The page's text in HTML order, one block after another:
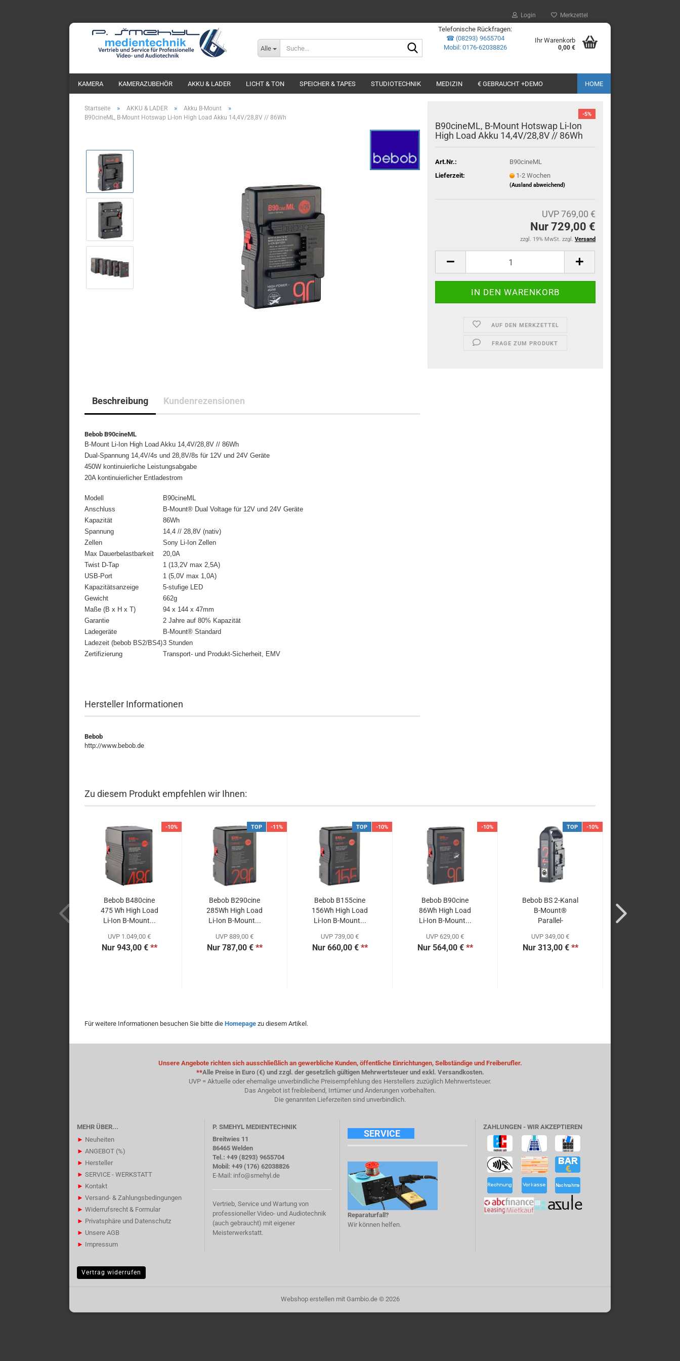
Login Merkzettel
Alle
Telefonische Rückfragen:
☎(08293) 9655704
Mobil: 0176-62038826
Ihr Warenkorb
0,00 €
KAMERA KAMERAZUBEHÖR AKKU & LADER LICHT & TON SPEICHER & TAPES STUDIOTECHNIK MEDIZIN € GEBRAUCHT +DEMO HOME
Startseite » AKKU & LADER » Akku B-Mount »
B90cineML, B-Mount Hotswap Li-Ion High Load Akku 14,4V/28,8V // 86Wh -5%
B90cineML, B-Mount Hotswap Li-Ion
High Load Akku 14,4V/28,8V // 86Wh
Art.Nr.:
B90cineML
Lieferzeit:
1-2 Wochen
(Ausland abweichend)
UVP 769,00 €
Nur 729,00 €
zzgl. 19% MwSt. zzgl. Versand
AUF DEN MERKZETTEL
FRAGE ZUM PRODUKT
Beschreibung Kundenrezensionen
Bebob B90cineML
B-Mount Li-Ion High Load Akku 14,4V/28,8V // 86Wh
Dual-Spannung 14,4V/4s und 28,8V/8s für 12V und 24V Geräte
450W kontinuierliche Leistungsabgabe
20A kontinuierlicher Entladestrom
Modell
B90cineML
Anschluss
B-Mount® Dual Voltage für 12V und 24V Geräte
Kapazität
86Wh
Spannung
14,4 // 28,8V (nativ)
Zellen
Sony Li-Ion Zellen
Max Dauerbelastbarkeit
20,0A
Twist D-Tap
1 (13,2V max 2,5A)
USB-Port
1 (5,0V max 1,0A)
Kapazitätsanzeige
5-stufige LED
Gewicht
662g
Maße (B x H x T)
94 x 144 x 47mm
Garantie
2 Jahre auf 80% Kapazität
Ladegeräte
B-Mount® Standard
Ladezeit (bebob BS2/BS4)3 Stunden
Zertifizierung
Transport- und Produkt-Sicherheit, EMV
Hersteller Informationen
Bebob
http://www.bebob.de
Zu diesem Produkt empfehlen wir Ihnen:
-10%
Bebob B480cine
475 Wh High Load
Li-Ion B-Mount...
UVP 1.049,00 €
Nur 943,00 €**
TOP -11%
Bebob B290cine
285Wh High Load
Li-Ion B-Mount...
UVP 889,00 €
Nur 787,00 €**
TOP -10%
Bebob B155cine
156Wh High Load
Li-Ion B-Mount...
UVP 739,00 €
Nur 660,00 €**
-10%
Bebob B90cine
86Wh High Load
Li-Ion B-Mount...
UVP 629,00 €
Nur 564,00 €**
TOP -10%
Bebob BS 2-Kanal
B-Mount®
Parallel-
UVP 349,00 €
Nur 313,00 €**
Für weitere Informationen besuchen Sie bitte die Homepage zu diesem Artikel.
Unsere Angebote richten sich ausschließlich an gewerbliche Kunden, öffentliche Einrichtungen, Selbständige und Freiberufler.
**Alle Preise in Euro (€) und zzgl. der gesetzlich gültigen Mehrwertsteuer und exkl. Versandkosten.
UVP = Aktuelle oder ehemalige unverbindliche Preisempfehlung des Herstellers zuzüglich Mehrwertsteuer.
Das Angebot ist freibleibend, Irrtümer und Änderungen vorbehalten.
Die genannten Lieferzeiten sind unverbindlich.
MEHR ÜBER...
► Neuheiten
► ANGEBOT (%)
► Hersteller
► SERVICE - WERKSTATT
► Kontakt
► Versand- & Zahlungsbedingungen
► Widerrufsrecht & Formular
► Privatsphäre und Datenschutz
► Unsere AGB
► Impressum
P. SMEHYL MEDIENTECHNIK
Breitwies 11
86465 Welden
Tel.: +49 (8293) 9655704
Mobil: +49 (176) 62038826
E-Mail: info@smehyl.de
Vertrieb, Service und Wartung von
professioneller Video- und Audiotechnik
(auch gebraucht) mit eigener
Meisterwerkstatt.
SERVICE
Reparaturfall?
Wir können helfen.
ZAHLUNGEN - WIR AKZEPTIEREN
Vertrag widerrufen
Webshop erstellenmit Gambio.de © 2026